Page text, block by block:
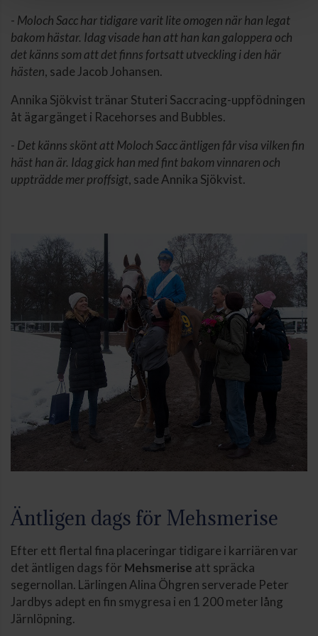
- Moloch Sacc har tidigare varit lite omogen när han legat
bakom hästar. Idag visade han att han kan galoppera och
det känns som att det finns fortsatt utveckling i den här
hästen, sade Jacob Johansen.
Annika Sjökvist tränar Stuteri Saccracing-uppfödningen
åt ägargänget i Racehorses and Bubbles.
- Det känns skönt att Moloch Sacc äntligen får visa vilken fin
häst han är. Idag gick han med fint bakom vinnaren och
uppträdde mer proffsigt, sade Annika Sjökvist.
Äntligen dags för Mehsmerise
Efter ett flertal fina placeringar tidigare i karriären var
det äntligen dags för Mehsmerise att spräcka
segernollan. Lärlingen Alina Öhgren serverade Peter
Jardbys adept en fin smygresa i en 1 200 meter lång
Järnlöpning.